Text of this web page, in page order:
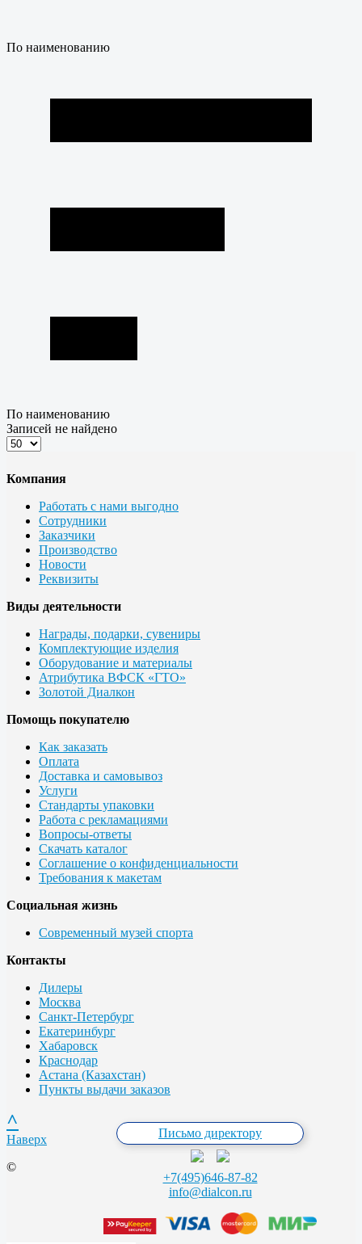
По наименованию
По наименованию
Записей не найдено
Компания
Работать с нами выгодно
Сотрудники
Заказчики
Производство
Новости
Реквизиты
Виды деятельности
Награды, подарки, сувениры
Комплектующие изделия
Оборудование и материалы
Атрибутика ВФСК «ГТО»
Золотой Диалкон
Помощь покупателю
Как заказать
Оплата
Доставка и самовывоз
Услуги
Стандарты упаковки
Работа с рекламациями
Вопросы-ответы
Скачать каталог
Соглашение о конфиденциальности
Требования к макетам
Социальная жизнь
Современный музей спорта
Контакты
Дилеры
Москва
Санкт-Петербург
Екатеринбург
Хабаровск
Краснодар
Астана (Казахстан)
Пункты выдачи заказов
Письмо директору
+7(495)646-87-82
info@dialcon.ru
^
Наверх
©